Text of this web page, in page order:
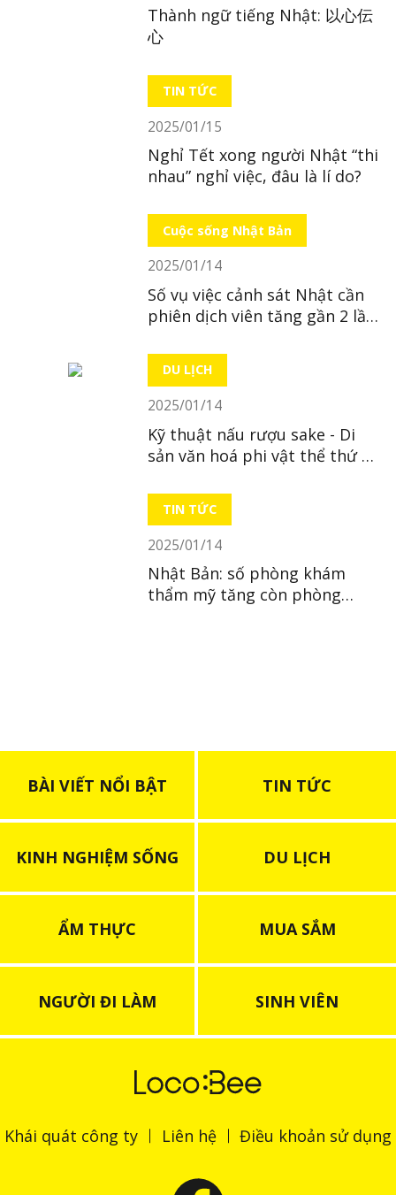
Thành ngữ tiếng Nhật: 以心伝
心
TIN TỨC
2025/01/15
Nghỉ Tết xong người Nhật “thi
nhau” nghỉ việc, đâu là lí do?
Cuộc sống Nhật Bản
2025/01/14
Số vụ việc cảnh sát Nhật cần
phiên dịch viên tăng gần 2 lần
DU LỊCH
2025/01/14
Kỹ thuật nấu rượu sake - Di
sản văn hoá phi vật thể thứ 23
TIN TỨC
2025/01/14
Nhật Bản: số phòng khám
thẩm mỹ tăng còn phòng
BÀI VIẾT NỔI BẬT TIN TỨC
KINH NGHIỆM SỐNG DU LỊCH
ẨM THỰC MUA SẮM
NGƯỜI ĐI LÀM SINH VIÊN
Khái quát công ty Liên hệ Điều khoản sử dụng